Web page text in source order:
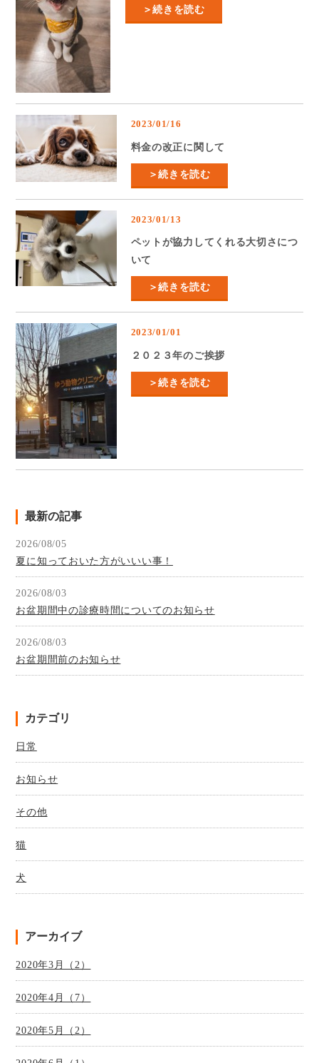
＞続きを読む
2023/01/16
料金の改正に関して
＞続きを読む
2023/01/13
ペットが協力してくれる大切さにつ
いて
＞続きを読む
2023/01/01
２０２３年のご挨拶
＞続きを読む
最新の記事
2026/08/05
夏に知っておいた方がいいい事！
2026/08/03
お盆期間中の診療時間についてのお知らせ
2026/08/03
お盆期間前のお知らせ
カテゴリ
日常
お知らせ
その他
猫
犬
アーカイブ
2020年3月（2）
2020年4月（7）
2020年5月（2）